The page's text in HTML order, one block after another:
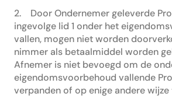
2. Door Ondernemer geleverde
ingevolge lid 1 onder het
vallen, mogen niet worden
nimmer als betaalmiddel worden
Afnemer is niet bevoegd om de
eigendomsvoorbehoud vallende
verpanden of op enige andere wijze